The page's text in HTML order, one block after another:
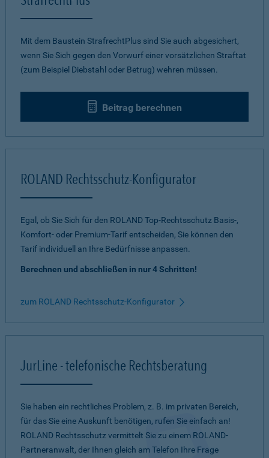
Mit dem Baustein StrafrechtPlus sind Sie auch abgesichert,
wenn Sie Sich gegen den Vorwurf einer vorsätzlichen Straftat
(zum Beispiel Diebstahl oder Betrug) wehren müssen.
Beitrag berechnen
ROLAND Rechtsschutz-Konfigurator
Egal, ob Sie Sich für den ROLAND Top-Rechtsschutz Basis-,
Komfort- oder Premium-Tarif entscheiden, Sie können den
Tarif individuell an Ihre Bedürfnisse anpassen.
Berechnen und abschließen in nur 4 Schritten!
zum ROLAND Rechtsschutz-Konfigurator
JurLine - telefonische Rechtsberatung
Sie haben ein rechtliches Problem, z. B. im privaten Bereich,
für das Sie eine Auskunft benötigen, rufen Sie einfach an!
ROLAND Rechtsschutz vermittelt Sie zu einem ROLAND-
Partneranwalt, der Ihnen gleich am Telefon Ihre Frage